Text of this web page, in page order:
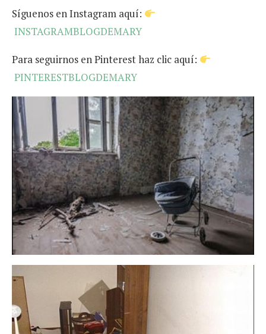
Síguenos en Instagram aquí:
INSTAGRAMBLOGDEMARY
Para seguirnos en Pinterest haz clic aquí:
PINTERESTBLOGDEMARY